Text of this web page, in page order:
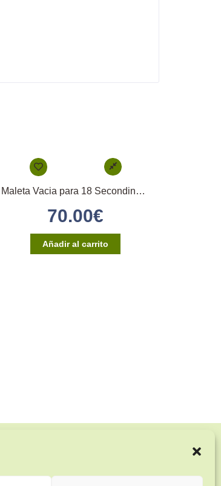
Maleta Vacia para 18 Secondinos Medios 18
70.00€
Añadir al carrito
y condiciones